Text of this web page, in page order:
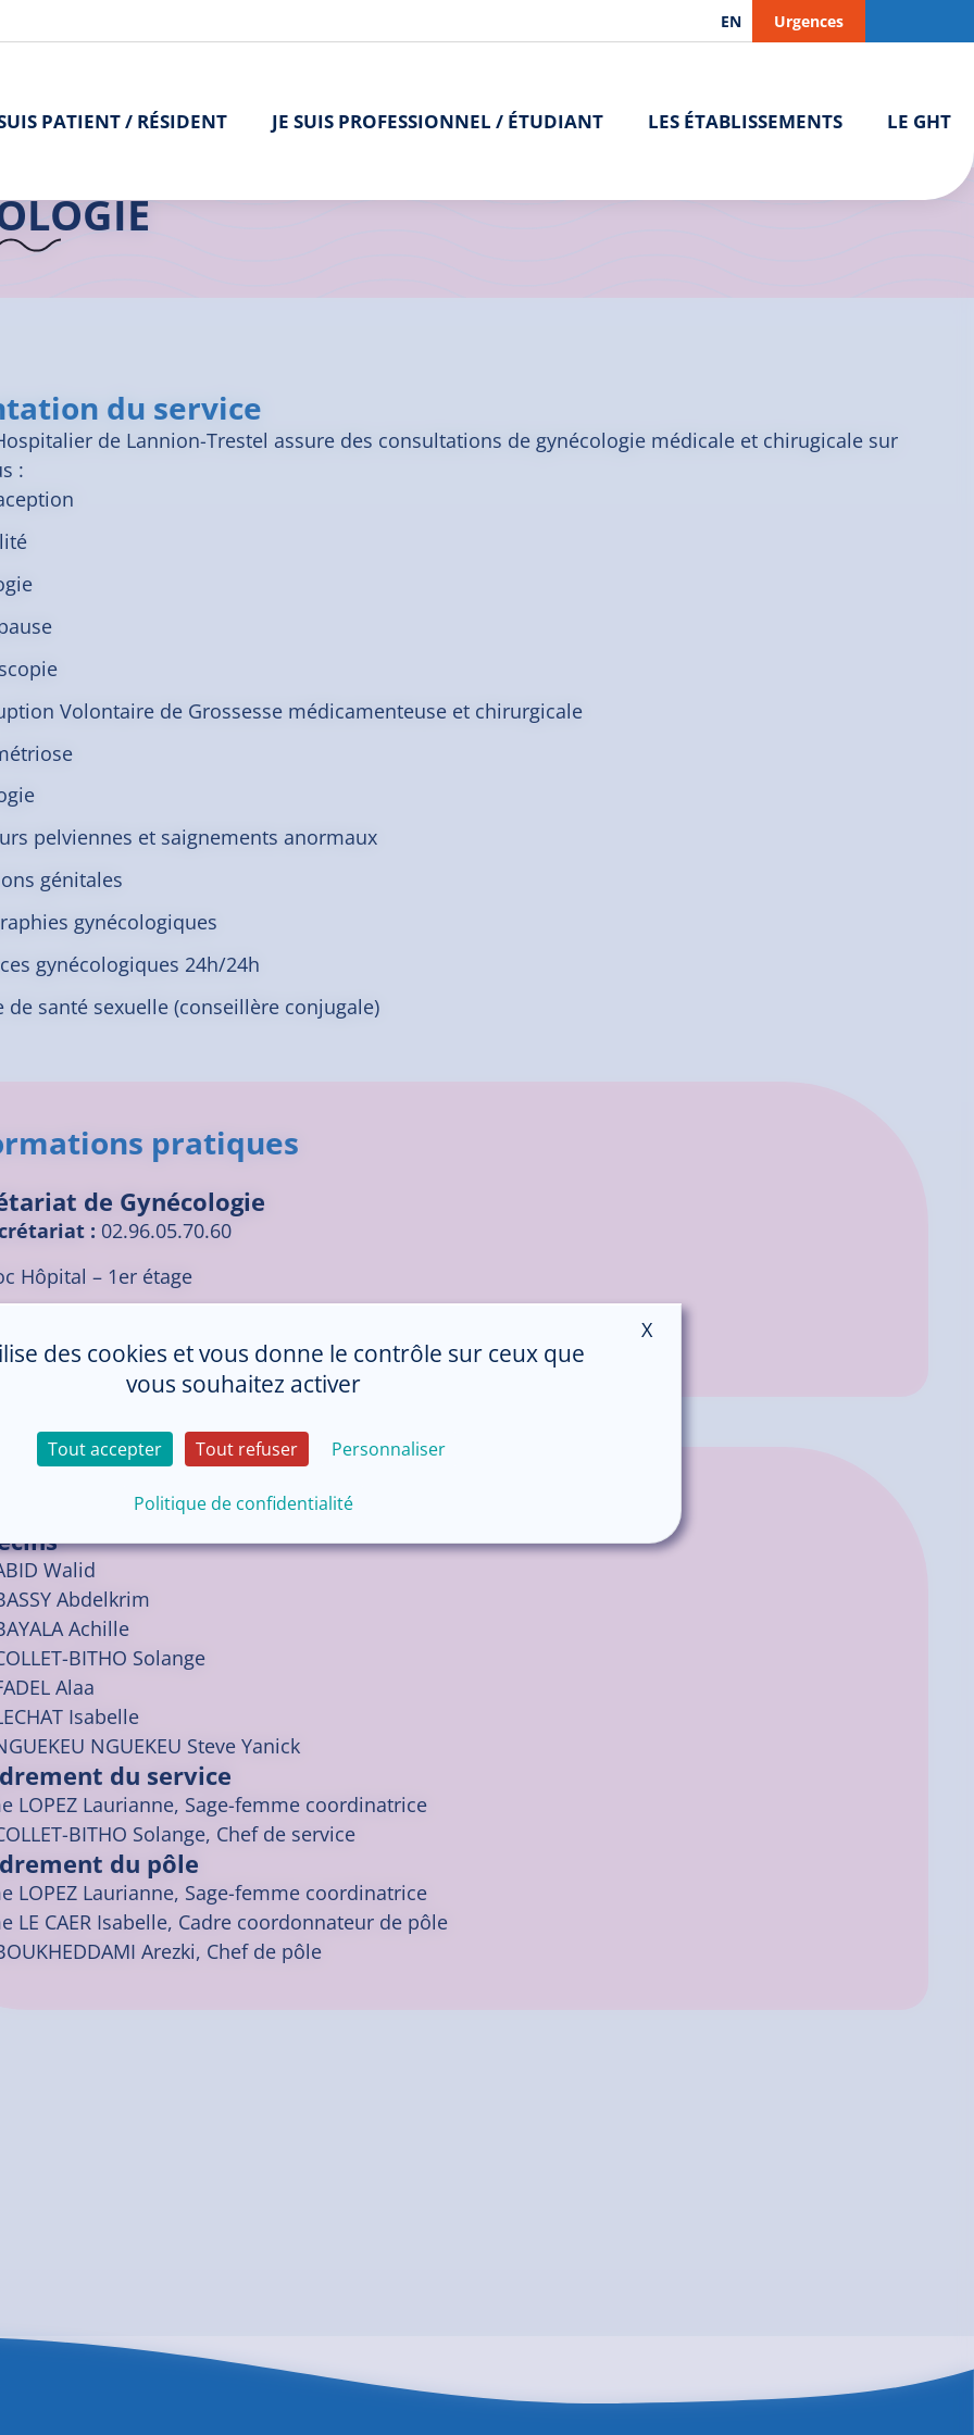
EN Urgences
PATIENT / RÉSIDENT JE SUIS PROFESSIONNEL / ÉTUDIANT LES ÉTABLISSEMENTS LE GHT
L'offre de soins> Gynécologie> Gynécologie | Lannion
du service
de Lannion-Trestel assure des consultations de gynécologie médicale et chirugicale sur
:
Volontaire de Grossesse médicamenteuse et chirurgicale
pelviennes et saignements anormaux
génitales
gynécologiques
gynécologiques 24h/24h
de santé sexuelle (conseillère conjugale)
pratiques
de Gynécologie
: 02.96.05.70.60
Hôpital – 1er étage
médicale et encadrement
Walid
Abdelkrim
Achille
BITHO Solange
Alaa
Isabelle
NGUEKEU Steve Yanick
du service
LOPEZ Laurianne, Sage-femme coordinatrice
BITHO Solange, Chef de service
du pôle
LOPEZ Laurianne, Sage-femme coordinatrice
LE CAER Isabelle, Cadre coordonnateur de pôle
Arezki, Chef de pôle
des cookies et vous donne le contrôle sur ceux que
vous souhaitez activer
Tout accepter Tout refuser Personnaliser
Politique de confidentialité
X